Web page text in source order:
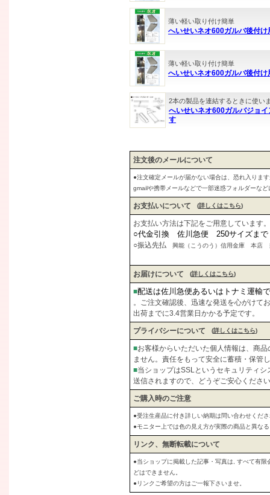
薄い軽い取り付け簡単
へいせいネオ600ガルバ後付
薄い軽い取り付け簡単
へいせいネオ600ガルバ後付
2本の製品を連結するときに使い
へいせいネオ600ガルバジョ
す
注文後のメールについて
●注文確定メールが届かない場合は、恐れ入りま
gmailや携帯メールなどで一部迷惑フォルダーな
お支払いについて (詳しくはこちら)
お支払い方法は下記をご用意しています。
○代金引換 佐川急便 250サイズま
○振込先払 興能（こうのう）信用金庫 本店
お届けについて (詳しくはこちら)
■配送は佐川急便あるいはトナミ運輸
。ご注文確認後、迅速な発送を心がけて
出荷までに3.4営業日かかる予定です。
プライバシーについて (詳しくはこちら)
■お客様からいただいた個人情報は、商
ません。責任をもって安全に蓄積・保管
■当ショップはSSLというセキュリティ
送信されますので、どうぞご安心くださ
ご購入時のご注意
●受注生産品に付き詳しい納期は問い合わせくだ
●モニター上では色の見え方が実際の商品と異な
リンク、無断転載について
●当ショップに掲載した記事・写真は, すべて有
どはできません。
●リンクご希望の方はご一報下さいませ。